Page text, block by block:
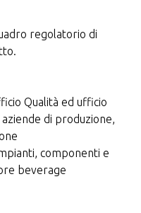
regolatorio di
Qualità ed ufficio
di produzione,
componenti e
beverage